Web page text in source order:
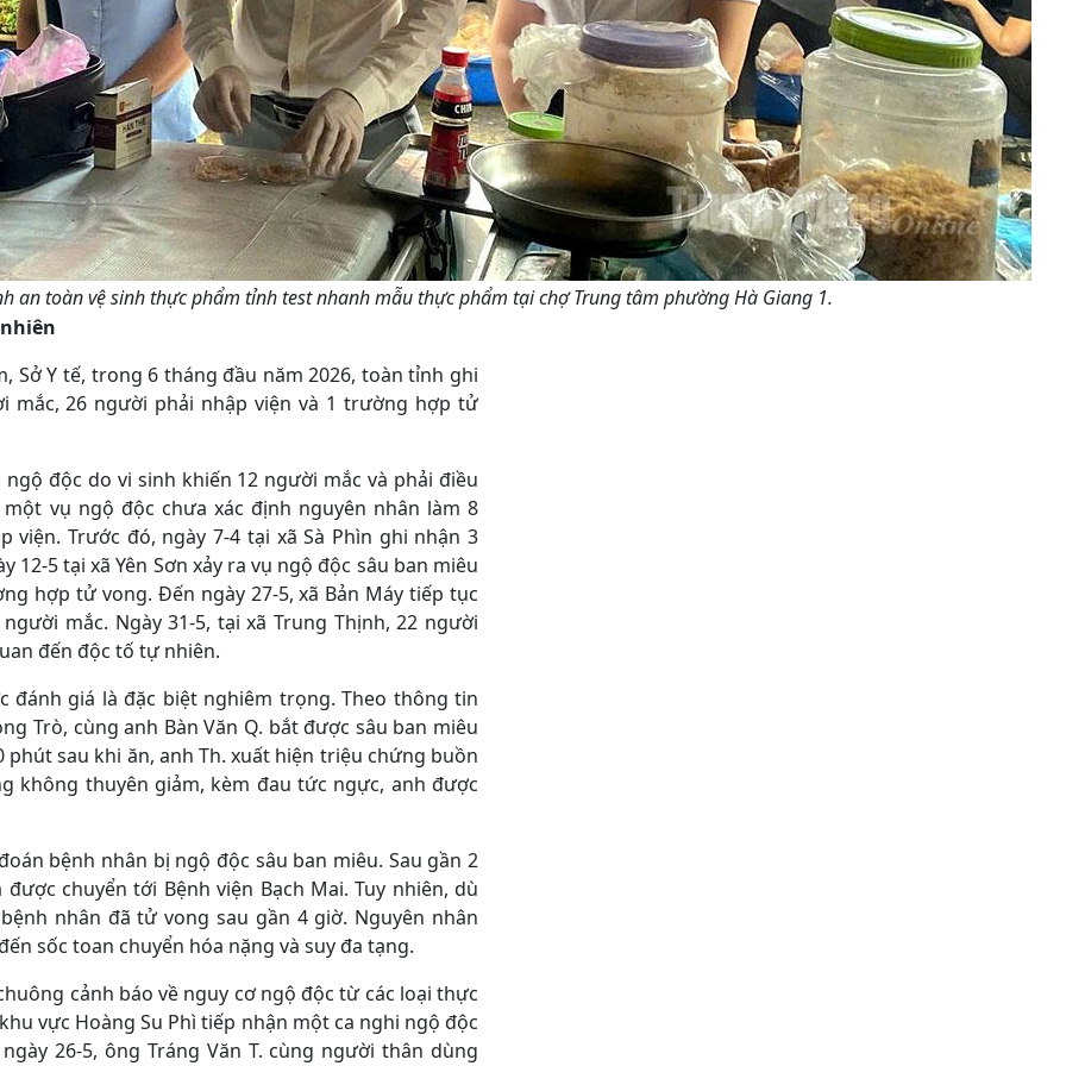
an toàn vệ sinh thực phẩm tỉnh test nhanh mẫu thực phẩm tại chợ Trung tâm phường Hà Giang 1.
Sở Y tế, trong 6 tháng đầu năm 2026, toàn tỉnh ghi
mắc, 26 người phải nhập viện và 1 trường hợp tử
độc do vi sinh khiến 12 người mắc và phải điều
vụ ngộ độc chưa xác định nguyên nhân làm 8
Trước đó, ngày 7-4 tại xã Sà Phìn ghi nhận 3
5 tại xã Yên Sơn xảy ra vụ ngộ độc sâu ban miêu
hợp tử vong. Đến ngày 27-5, xã Bản Máy tiếp tục
mắc. Ngày 31-5, tại xã Trung Thịnh, 22 người
đến độc tố tự nhiên.
đánh giá là đặc biệt nghiêm trọng. Theo thông tin
Trò, cùng anh Bàn Văn Q. bắt được sâu ban miêu
sau khi ăn, anh Th. xuất hiện triệu chứng buồn
không thuyên giảm, kèm đau tức ngực, anh được
bệnh nhân bị ngộ độc sâu ban miêu. Sau gần 2
chuyển tới Bệnh viện Bạch Mai. Tuy nhiên, dù
nhân đã tử vong sau gần 4 giờ. Nguyên nhân
sốc toan chuyển hóa nặng và suy đa tạng.
cảnh báo về nguy cơ ngộ độc từ các loại thực
vực Hoàng Su Phì tiếp nhận một ca nghi ngộ độc
26-5, ông Tráng Văn T. cùng người thân dùng